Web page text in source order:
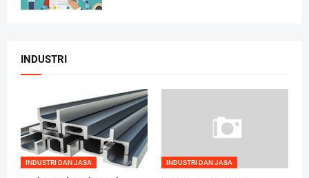
INDUSTRI
INDUSTRI DAN JASA INDUSTRI DAN JASA